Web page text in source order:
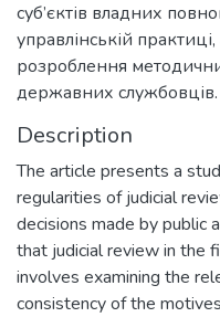
суб’єктів владних
управлінській
розроблення
державних службовців.
Description
The article presents a
regularities of judicial
decisions made by public
that judicial review in the
involves examining the
consistency of the